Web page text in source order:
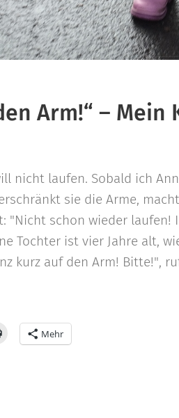
Arm!“ –
nicht laufen. Sobald ich
sie die Arme,
"Nicht schon wieder laufen!
Tochter ist vier Jahre alt,
kurz auf den Arm! Bitte!",
Mehr